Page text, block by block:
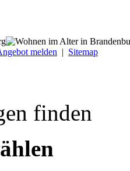
melden | Sitemap
finden